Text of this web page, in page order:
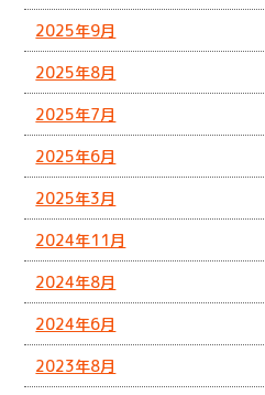
2025年9月
2025年8月
2025年7月
2025年6月
2025年3月
2024年11月
2024年8月
2024年6月
2023年8月